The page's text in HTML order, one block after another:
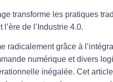
transforme les pratiques
de l’Industrie 4.0.
radicalement grâce à
numérique et divers
inégalée. Cet